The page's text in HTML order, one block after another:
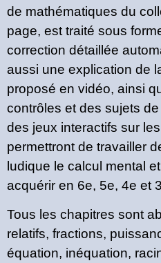
de mathématiques du
page, est traité sous
correction détaillée
aussi une explication de
proposé en vidéo, ainsi
contrôles et des sujets
des jeux interactifs sur
permettront de travailler
ludique le calcul mental
acquérir en 6e, 5e, 4e et
Tous les chapitres sont
relatifs, fractions,
équation, inéquation,